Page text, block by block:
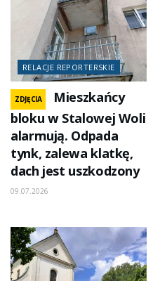
RELACJE REPORTERSKIE
ZDJĘCIA
Mieszkańcy
bloku w Stalowej Woli
alarmują. Odpada
tynk, zalewa klatkę,
dach jest uszkodzony
09.07.2026